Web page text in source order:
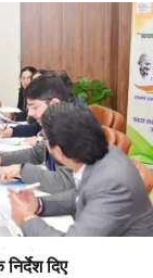
दिए